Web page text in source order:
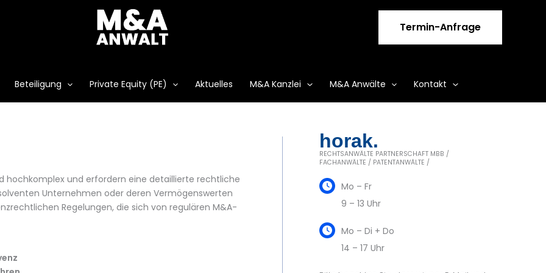
Termin-Anfrage
Beteiligung Private Equity (PE) Aktuelles M&A Kanzlei M&A Anwälte Kontakt
hochkomplex und erfordern eine detaillierte rechtliche
Unternehmen oder deren Vermögenswerten
Regelungen, die sich von regulären M&A-
horak.
RECHTSANWÄLTE PARTNERSCHAFT MBB /
FACHANWÄLTE / PATENTANWÄLTE /
Mo – Fr
9 – 13 Uhr
Mo – Di + Do
14 – 17 Uhr